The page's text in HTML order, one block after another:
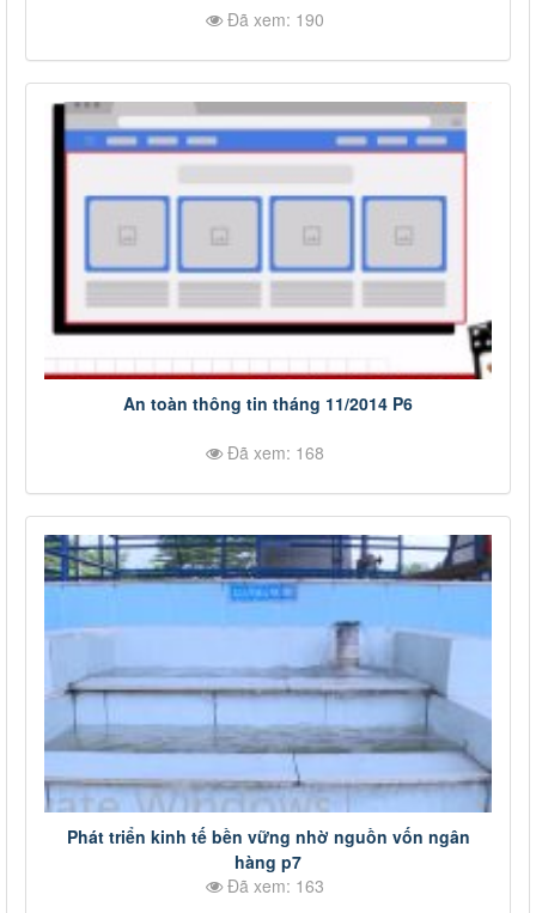
Đã xem: 190
An toàn thông tin tháng 11/2014 P6
Đã xem: 168
Phát triển kinh tế bền vững nhờ nguồn vốn ngân
hàng p7
Đã xem: 163